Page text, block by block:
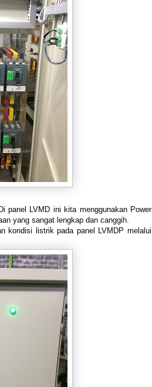
panel LVMD ini kita menggunakan Power
yang sangat lengkap dan canggih.
kondisi listrik pada panel LVMDP melalui